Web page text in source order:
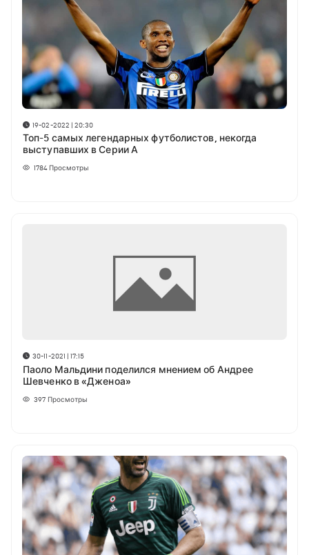
19-02-2022 | 20:30
Топ-5 самых легендарных футболистов, некогда
выступавших в Серии А
1784 Просмотры
30-11-2021 | 17:15
Паоло Мальдини поделился мнением об Андрее
Шевченко в «Дженоа»
397 Просмотры